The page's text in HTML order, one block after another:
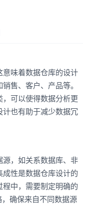
味着数据仓库的设计
售、客户、产品等。
可以使得数据分析更
也有助于减少数据冗
，如关系数据库、非
性是数据仓库设计的
中，需要制定明确的
确保来自不同数据源